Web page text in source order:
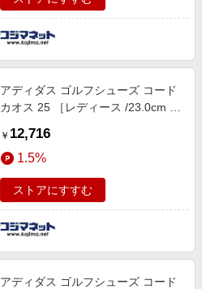
アディダス ゴルフシューズ コード
カオス 25 ［レディース /23.0cm /
ルシッドレモン
￥ 12,716
1.5%
ストアにすすむ
アディダス ゴルフシューズ コード